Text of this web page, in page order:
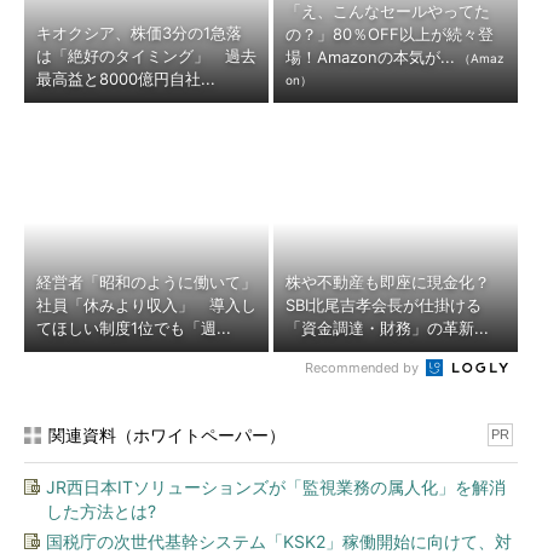
キオクシア、株価3分の1急落
は「絶好のタイミング」 過去
最高益と8000億円自社...
「え、こんなセールやってた
の？」80％OFF以上が続々登
場！Amazonの本気が...
（Amaz
on）
経営者「昭和のように働いて」
社員「休みより収入」 導入し
てほしい制度1位でも「週...
株や不動産も即座に現金化？
SBI北尾吉孝会長が仕掛ける
「資金調達・財務」の革新...
Recommended by
関連資料（ホワイトペーパー） PR
JR西日本ITソリューションズが「監視業務の属人化」を解消
した方法とは?
国税庁の次世代基幹システム「KSK2」稼働開始に向けて、対